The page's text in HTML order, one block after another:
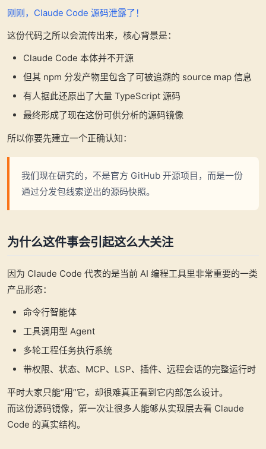
刚刚，Claude Code 源码泄露了！
这份代码之所以会流传出来，核心背景是：
Claude Code 本体并不开源
但其 npm 分发产物里包含了可被追溯的 source map 信息
有人据此还原出了大量 TypeScript 源码
最终形成了现在这份可供分析的源码镜像
所以你要先建立一个正确认知：
我们现在研究的，不是官方 GitHub 开源项目，而是一份
通过分发包线索逆出的源码快照。
为什么这件事会引起这么大关注
因为 Claude Code 代表的是当前 AI 编程工具里非常重要的一类
产品形态：
命令行智能体
工具调用型 Agent
多轮工程任务执行系统
带权限、状态、MCP、LSP、插件、远程会话的完整运行时
平时大家只能“用”它，却很难真正看到它内部怎么设计。
而这份源码镜像，第一次让很多人能够从实现层去看 Claude
Code 的真实结构。